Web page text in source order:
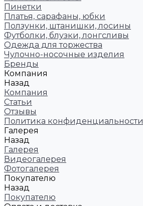
Пинетки
Платья, сарафаны, юбки
Ползунки, штанишки, лосины
Футболки, блузки, лонгсливы
Одежда для торжества
Чулочно-носочные изделия
Бренды
Компания
Назад
Компания
Статьи
Отзывы
Политика конфиденциальности
Галерея
Назад
Галерея
Видеогалерея
Фотогалерея
Покупателю
Назад
Покупателю